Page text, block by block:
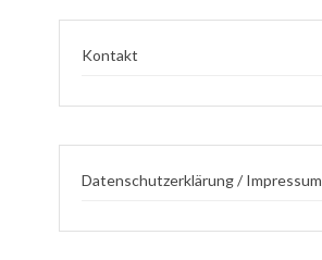
Kontakt
Datenschutzerklärung / Impressum